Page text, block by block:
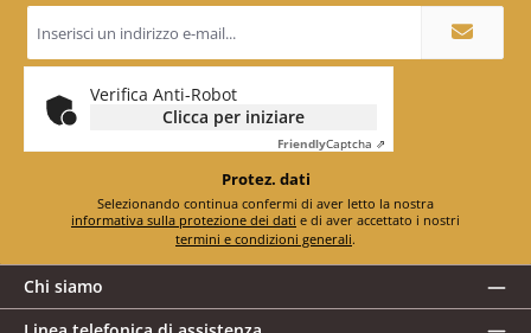
e-
mail
*
Verifica Anti-Robot
Clicca per iniziare
FriendlyCaptcha ⇗
Protez. dati
informativa sulla protezione dei dati
termini e condizioni generali.
Chi siamo